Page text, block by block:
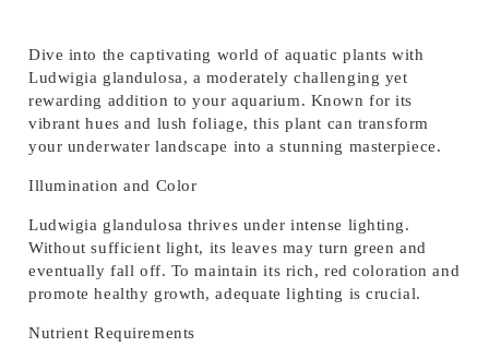
Dive into the captivating world of aquatic plants with
Ludwigia glandulosa, a moderately challenging yet
rewarding addition to your aquarium. Known for its
vibrant hues and lush foliage, this plant can transform
your underwater landscape into a stunning masterpiece.
Illumination and Color
Ludwigia glandulosa thrives under intense lighting.
Without sufficient light, its leaves may turn green and
eventually fall off. To maintain its rich, red coloration and
promote healthy growth,adequate lighting is crucial.
Nutrient Requirements